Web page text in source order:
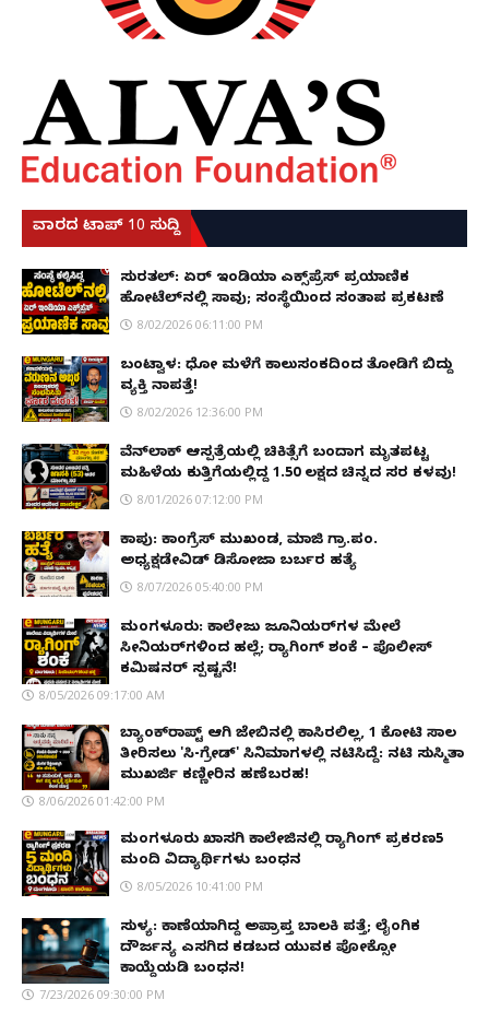
ವಾರದ ಟಾಪ್ 10 ಸುದ್ದಿ
ಸುರತ್ಕಲ್: ಏರ್ ಇಂಡಿಯಾ ಎಕ್ಸ್‌ಪ್ರೆಸ್ ಪ್ರಯಾಣಿಕ
ಹೋಟೆಲ್‌ನಲ್ಲಿ ಸಾವು; ಸಂಸ್ಥೆಯಿಂದ ಸಂತಾಪ ಪ್ರಕಟಣೆ
8/02/2026 06:11:00 PM
ಬಂಟ್ವಾಳ: ಧೋ ಮಳೆಗೆ ಕಾಲುಸಂಕದಿಂದ ತೋಡಿಗೆ ಬಿದ್ದು
ವ್ಯಕ್ತಿ ನಾಪತ್ತೆ!
8/02/2026 12:36:00 PM
ವೆನ್‌ಲಾಕ್ ಆಸ್ಪತ್ರೆಯಲ್ಲಿ ಚಿಕಿತ್ಸೆಗೆ ಬಂದಾಗ ಮೃತಪಟ್ಟ
ಮಹಿಳೆಯ ಕುತ್ತಿಗೆಯಲ್ಲಿದ್ದ ₹1.50 ಲಕ್ಷದ ಚಿನ್ನದ ಸರ ಕಳವು!
8/01/2026 07:12:00 PM
ಕಾಪು: ಕಾಂಗ್ರೆಸ್ ಮುಖಂಡ, ಮಾಜಿ ಗ್ರಾ.ಪಂ.
ಅಧ್ಯಕ್ಷಡೇವಿಡ್ ಡಿಸೋಜಾ ಬರ್ಬರ ಹತ್ಯೆ
8/07/2026 05:40:00 PM
ಮಂಗಳೂರು: ಕಾಲೇಜು ಜೂನಿಯರ್‌ಗಳ ಮೇಲೆ
ಸೀನಿಯರ್‌ಗಳಿಂದ ಹಲ್ಲೆ; ರ‌್ಯಾಗಿಂಗ್ ಶಂಕೆ – ಪೊಲೀಸ್
ಕಮಿಷನರ್ ಸ್ಪಷ್ಟನೆ!
8/05/2026 09:17:00 AM
ಬ್ಯಾಂಕ್‌ರಾಪ್ಟ್‌ ಆಗಿ ಜೇಬಿನಲ್ಲಿ ಕಾಸಿರಲಿಲ್ಲ, ₹1 ಕೋಟಿ ಸಾಲ
ತೀರಿಸಲು 'ಸಿ-ಗ್ರೇಡ್' ಸಿನಿಮಾಗಳಲ್ಲಿ ನಟಿಸಿದ್ದೆ: ನಟಿ ಸುಸ್ಮಿತಾ
ಮುಖರ್ಜಿ ಕಣ್ಣೀರಿನ ಹಣೆಬರಹ!
8/06/2026 01:42:00 PM
ಮಂಗಳೂರು ಖಾಸಗಿ ಕಾಲೇಜಿನಲ್ಲಿ ರ‌್ಯಾಗಿಂಗ್ ಪ್ರಕರಣ5
ಮಂದಿ ವಿದ್ಯಾರ್ಥಿಗಳು ಬಂಧನ
8/05/2026 10:41:00 PM
ಸುಳ್ಯ: ಕಾಣೆಯಾಗಿದ್ದ ಅಪ್ರಾಪ್ತ ಬಾಲಕಿ ಪತ್ತೆ; ಲೈಂಗಿಕ
ದೌರ್ಜನ್ಯ ಎಸಗಿದ ಕಡಬದ ಯುವಕ ಪೋಕ್ಸೋ
ಕಾಯ್ದೆಯಡಿ ಬಂಧನ!
7/23/2026 09:30:00 PM